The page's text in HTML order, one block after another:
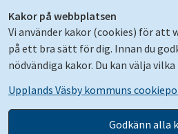
Kakor på webbplatsen
Vi använder kakor (cookies) för att
på ett bra sätt för dig. Innan du
nödvändiga kakor. Du kan välja
Upplands Väsby kommuns
Godkänn alla